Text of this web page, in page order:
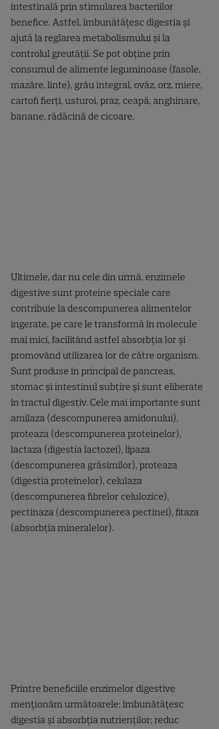
intestinală prin stimularea bacteriilor
benefice. Astfel, îmbunătățesc digestia și
ajută la reglarea metabolismului și la
controlul greutății. Se pot obține prin
consumul de alimente leguminoase (fasole,
mazăre, linte), grâu integral, ovăz, orz, miere,
cartofi fierți, usturoi, praz, ceapă, anghinare,
banane, rădăcină de cicoare.
Ultimele, dar nu cele din urmă, enzimele
digestive sunt proteine speciale care
contribuie la descompunerea alimentelor
ingerate, pe care le transformă în molecule
mai mici, facilitând astfel absorbția lor și
promovând utilizarea lor de către organism.
Sunt produse în principal de pancreas,
stomac și intestinul subțire și sunt eliberate
în tractul digestiv. Cele mai importante sunt
amilaza (descompunerea amidonului),
proteaza (descompunerea proteinelor),
lactaza (digestia lactozei), lipaza
(descompunerea grăsimilor), proteaza
(digestia proteinelor), celulaza
(descompunerea fibrelor celulozice),
pectinaza (descompunerea pectinei), fitaza
(absorbția mineralelor).
Printre beneficiile enzimelor digestive
menționăm următoarele: îmbunătățesc
digestia și absorbția nutrienților; reduc